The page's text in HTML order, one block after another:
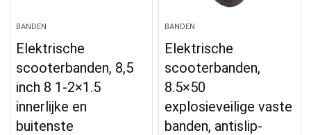
BANDEN
Elektrische
scooterbanden, 8,5
inch 8 1-2×1.5
innerlijke en
buitenste
BANDEN
Elektrische
scooterbanden,
8.5×50
explosieveilige vaste
banden, antislip-